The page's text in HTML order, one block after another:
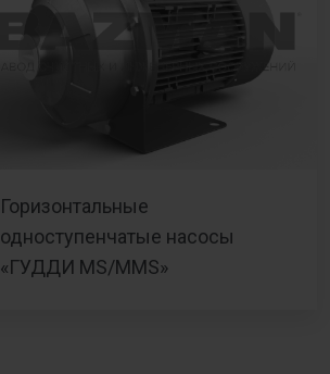
Горизонтальные
одноступенчатые насосы
«ГУДДИ MS/МMS»